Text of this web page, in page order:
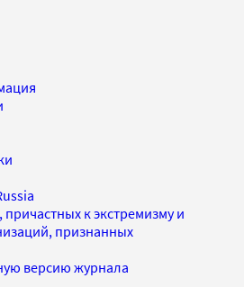
к экстремизму и
признанных
версию журнала